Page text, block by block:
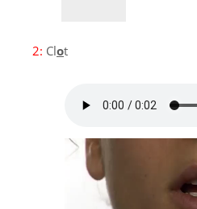
2: Clot